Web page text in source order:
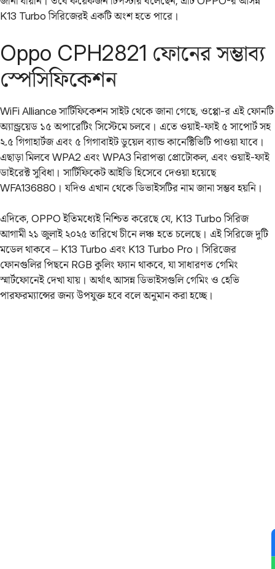
K13 Turbo সিরিজেরই একটি অংশ হতে পারে।
Oppo CPH2821 ফোনের সম্ভাব্য
স্পেসিফিকেশন
WiFi Alliance সার্টিফিকেশন সাইট থেকে জানা গেছে, ওপ্পো-র এই ফোনটি
অ্যান্ড্রয়েড ১৫ অপারেটিং সিস্টেমে চলবে। এতে ওয়াই-ফাই ৫ সাপোর্ট সহ
২.৫ গিগাহার্টজ এবং ৫ গিগাবাইট ডুয়েল ব্যান্ড কানেক্টিভিটি পাওয়া যাবে।
এছাড়া মিলবে WPA2 এবং WPA3 নিরাপত্তা প্রোটোকল, এবং ওয়াই-ফাই
ডাইরেক্ট সুবিধা। সার্টিফিকেট আইডি হিসেবে দেওয়া হয়েছে
WFA136880। যদিও এখান থেকে ডিভাইসটির নাম জানা সম্ভব হয়নি।
এদিকে, OPPO ইতিমধ্যেই নিশ্চিত করেছে যে, K13 Turbo সিরিজ
আগামী ২১ জুলাই ২০২৫ তারিখে চীনে লঞ্চ হতে চলেছে। এই সিরিজে দুটি
মডেল থাকবে – K13 Turbo এবং K13 Turbo Pro। সিরিজের
ফোনগুলির পিছনে RGB কুলিং ফ্যান থাকবে, যা সাধারণত গেমিং
স্মার্টফোনেই দেখা যায়। অর্থাৎ আসন্ন ডিভাইসগুলি গেমিং ও হেভি
পারফরম্যান্সের জন্য উপযুক্ত হবে বলে অনুমান করা হচ্ছে।